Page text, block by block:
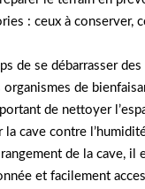
: ceux à conserver,
de se débarrasser
de
de nettoyer
la cave contre
de la cave,
et facilement